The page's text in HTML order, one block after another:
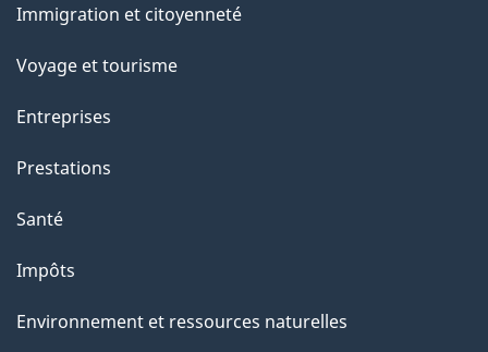
sujets
Immigration et citoyenneté
Voyage et tourisme
Entreprises
Prestations
Santé
Impôts
Environnement et ressources naturelles